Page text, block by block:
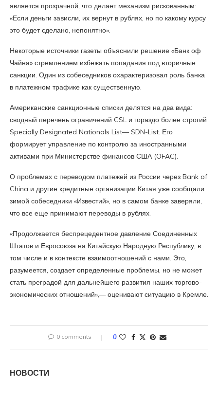
является прозрачной, что делает механизм рискованным:
«Если деньги зависли, их вернут в рублях, но по какому курсу
это будет сделано, непонятно».
Некоторые источники газеты объяснили решение «Банк оф
Чайна» стремлением избежать попадания под вторичные
санкции. Один из собеседников охарактеризовал роль банка
в платежном трафике как существенную.
Американские санкционные списки делятся на два вида:
сводный перечень ограничений CSL и гораздо более строгий
Specially Designated Nationals List— SDN-List. Его
формирует управление по контролю за иностранными
активами при Министерстве финансов США (OFAC).
О проблемах с переводом платежей из России через Bank of
China и другие кредитные организации Китая уже сообщали
зимой собеседники «Известий», но в самом банке заверяли,
что все еще принимают переводы в рублях.
«Продолжается беспрецедентное давление Соединенных
Штатов и Евросоюза на Китайскую Народную Республику, в
том числе и в контексте взаимоотношений с нами. Это,
разумеется, создает определенные проблемы, но не может
стать преградой для дальнейшего развития наших торгово-
экономических отношений»,— оценивают ситуацию в Кремле.
0 comments 0
НОВОСТИ